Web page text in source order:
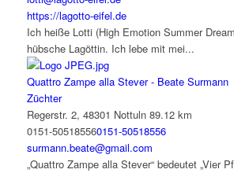
https://lagotto-eifel.de
Ich heiße Lotti (High Emotion Summer
hübsche Lagöttin. Ich lebe mit mei...
Quattro Zampe alla Stever - Beate Surmann
Züchter
Regerstr. 2, 48301 Nottuln 89.12 km
0151-505185560151-50518556
surmann.beate@gmail.com
„Quattro Zampe alla Stever“ bedeutet „Vier